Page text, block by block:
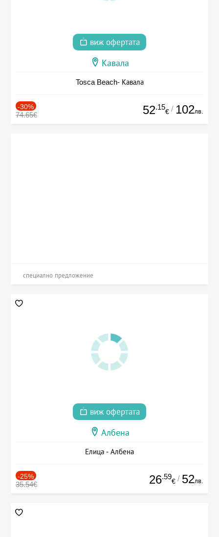
виж офертата
Кавала
Tosca Beach- Кавала
-30%
74.65€ 52.15
€ / 102лв.
специално предложение
виж офертата
Албена
Елица - Албена
-25%
35.54€ 26.59
€ / 52лв.